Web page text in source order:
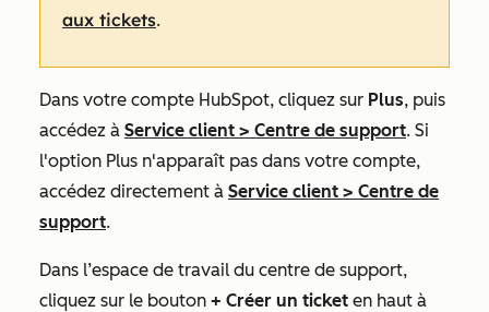
aux tickets.
Dans votre compte HubSpot, cliquez sur Plus, puis
accédez à Service client > Centre de support. Si
l'option Plus n'apparaît pas dans votre compte,
accédez directement à Service client > Centre de
support.
Dans l’espace de travail du centre de support,
cliquez sur le bouton + Créer un ticket en haut à